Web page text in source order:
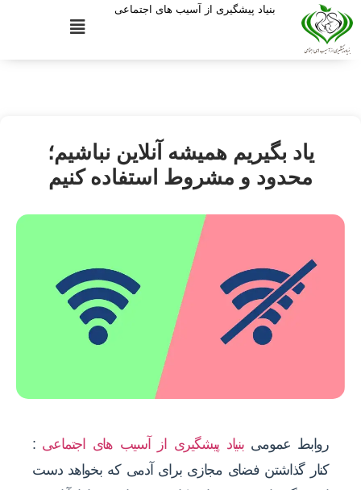
بنیاد پیشگیری از آسیب های اجتماعی
یاد بگیریم همیشه آنلاین نباشیم؛
محدود و مشروط استفاده کنیم
روابط عمومیبنیاد پیشگیری از آسیب های اجتماعی :
کنار گذاشتن فضای مجازی برای آدمی که بخواهد دست